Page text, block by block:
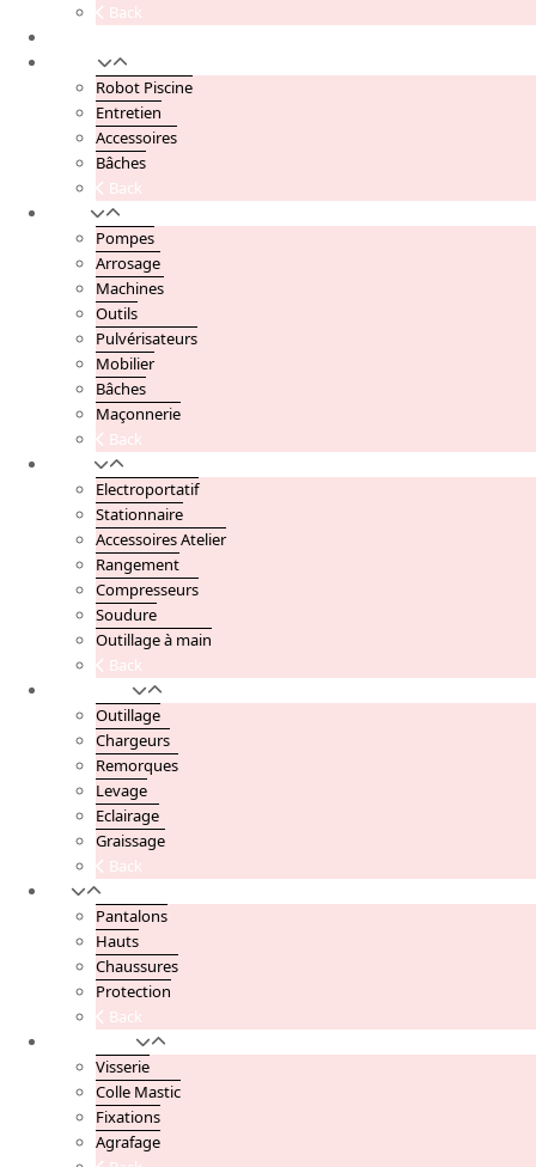
Back
Robot Piscine
Entretien
Accessoires
Bâches
Back
Pompes
Arrosage
Machines
Outils
Pulvérisateurs
Mobilier
Bâches
Maçonnerie
Back
Electroportatif
Stationnaire
Accessoires Atelier
Rangement
Compresseurs
Soudure
Outillage à main
Back
Outillage
Chargeurs
Remorques
Levage
Eclairage
Graissage
Back
Pantalons
Hauts
Chaussures
Protection
Back
Visserie
Colle Mastic
Fixations
Agrafage